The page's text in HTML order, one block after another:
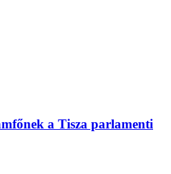
a Tisza parlamenti